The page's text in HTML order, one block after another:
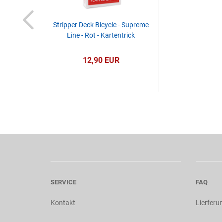
Stripper Deck Bicycle - Supreme
Line - Rot - Kartentrick
12,90 EUR
SERVICE
Kontakt
FAQ